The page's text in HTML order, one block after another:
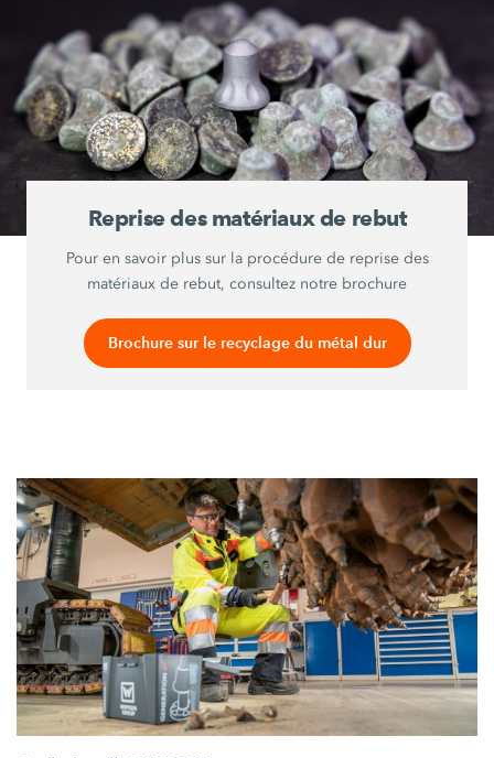
Reprise des matériaux de rebut
Pour en savoir plus sur la procédure de reprise des
matériaux de rebut, consultez notre brochure
Brochure sur le recyclage du métal dur